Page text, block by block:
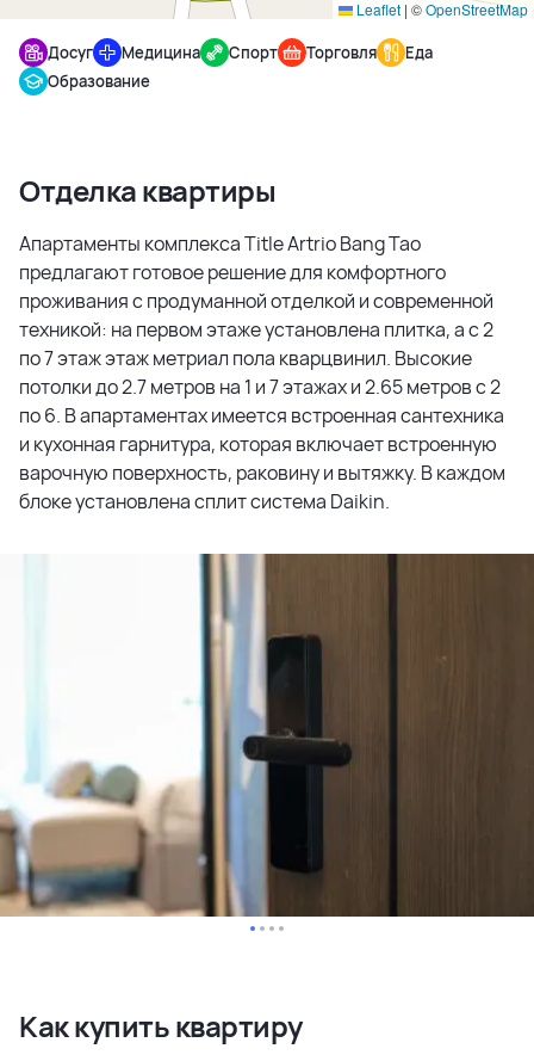
Leaflet | ©OpenStreetMap
Досуг Медицина Спорт Торговля
Еда
Образование
Отделка квартиры
Апартаменты комплекса Title Artrio Bang Tao
предлагают готовое решение для комфортного
проживания с продуманной отделкой и современной
техникой: на первом этаже установлена плитка, а с 2
по 7 этаж этаж метриал пола кварцвинил. Высокие
потолки до 2.7 метров на 1 и 7 этажах и 2.65 метров с 2
по 6. В апартаментах имеется встроенная сантехника
и кухонная гарнитура, которая включает встроенную
варочную поверхность, раковину и вытяжку. В каждом
блоке установлена сплит система Daikin.
Как купить квартиру